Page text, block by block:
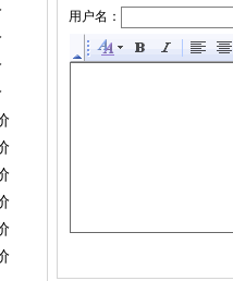
用户名：